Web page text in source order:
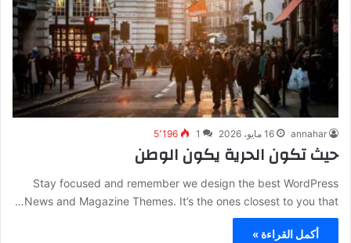
annahar 16 مايو، 2026 1 5٬196
حيث تكون الحرية يكون الوطن
Stay focused and remember we design the best WordPress
News and Magazine Themes. It’s the ones closest to you that…
أكمل القراءة »